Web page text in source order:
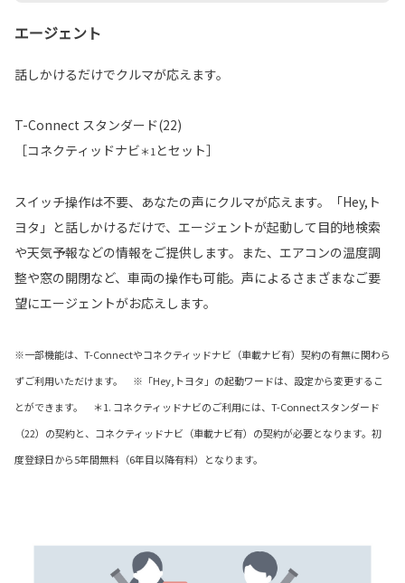
エージェント
話しかけるだけでクルマが応えます。
T-Connect スタンダード(22)
［コネクティッドナビ＊1 とセット］
スイッチ操作は不要、あなたの声にクルマが応えます。「Hey,ト
ヨタ」と話しかけるだけで、エージェントが起動して目的地検索
や天気予報などの情報をご提供します。また、エアコンの温度調
整や窓の開閉など、車両の操作も可能。声によるさまざまなご要
望にエージェントがお応えします。
※一部機能は、T-Connectやコネクティッドナビ（車載ナビ有）契約の有無に関わら
ずご利用いただけます。 ※「Hey,トヨタ」の起動ワードは、設定から変更するこ
とができます。 ＊1. コネクティッドナビのご利用には、T-Connectスタンダード
（22）の契約と、コネクティッドナビ（車載ナビ有）の契約が必要となります。初
度登録日から5年間無料（6年目以降有料）となります。